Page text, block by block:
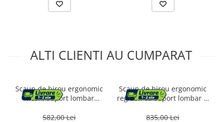
ALTI CLIENTI AU CUMPARAT
Scaun de birou ergonomic
mesh, suport lombar
brate rabatabile, 70x70x135
582,00 Lei
Scaun de birou ergonomic
reglabil cu suport lombar si
70x70x125 cm, negru
835,00 Lei